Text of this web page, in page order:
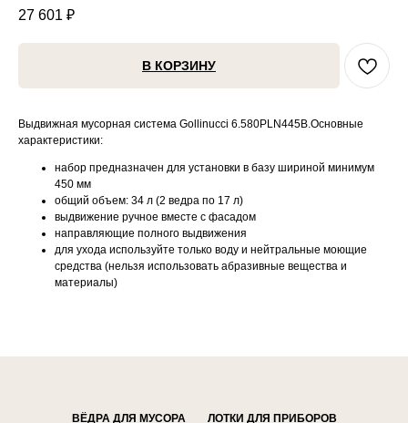
27 601 ₽
В КОРЗИНУ
Выдвижная мусорная система Gollinucci 6.580PLN445B.Основные
характеристики:
набор предназначен для установки в базу шириной минимум
450 мм
общий объем: 34 л (2 ведра по 17 л)
выдвижение ручное вместе с фасадом
направляющие полного выдвижения
для ухода используйте только воду и нейтральные моющие
средства (нельзя использовать абразивные вещества и
материалы)
ВЁДРА ДЛЯ МУСОРА ЛОТКИ ДЛЯ ПРИБОРОВ